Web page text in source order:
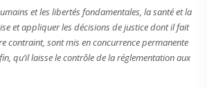
et les libertés fondamentales, la santé et la
et appliquer les décisions de justice dont il fait
contraint, sont mis en concurrence permanente
qu’il laisse le contrôle de la réglementation aux